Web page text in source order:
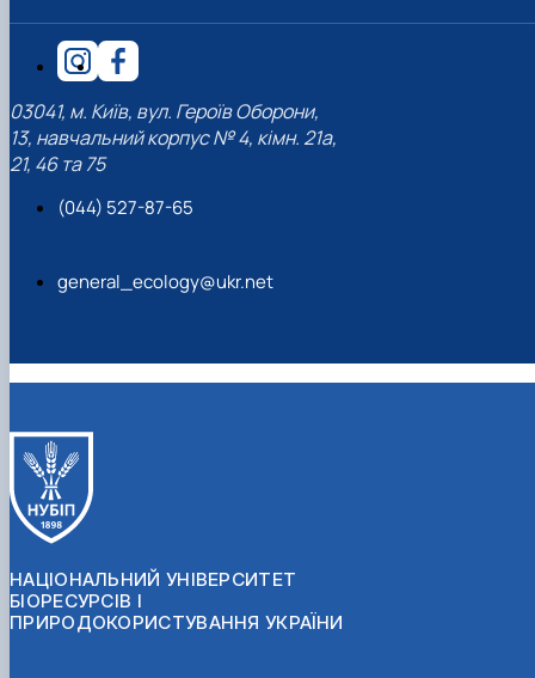
03041, м. Київ, вул. Героїв Оборони,
13, навчальний корпус № 4, кімн. 21а,
21, 46 та 75
(044) 527-87-65
general_ecology@ukr.net
НАЦІОНАЛЬНИЙ УНІВЕРСИТЕТ
БІОРЕСУРСІВ І
ПРИРОДОКОРИСТУВАННЯ УКРАЇНИ